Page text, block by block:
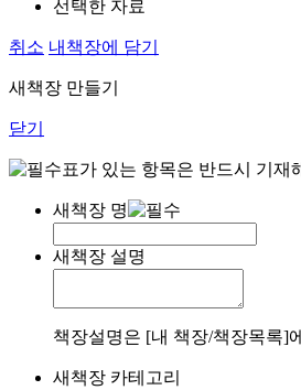
선택한 자료
취소 내책장에 담기
새책장 만들기
닫기
표가 있는 항목은 반드시 기재
새책장 명
새책장 설명
책장설명은 [내 책장/책장목록]
새책장 카테고리